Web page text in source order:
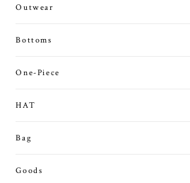
Outwear
Bottoms
One-Piece
HAT
Bag
Goods